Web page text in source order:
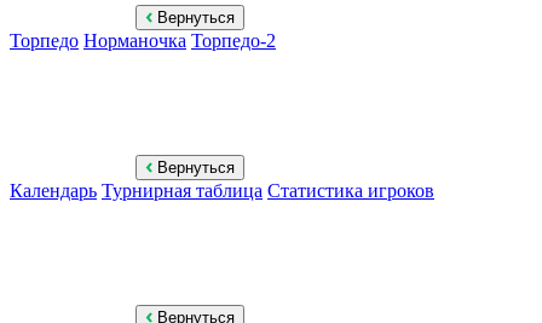
Вернуться
Торпедо Норманочка Торпедо-2
Вернуться
Календарь Турнирная таблица Статистика игроков
Вернуться